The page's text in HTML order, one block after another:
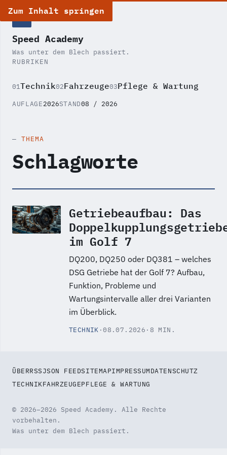
Zum Inhalt springen
SA
Speed Academy
Was unter dem Blech passiert.
RUBRIKEN
01Technik02Fahrzeuge03Pflege & Wartung
AUFLAGE2026STAND08 / 2026
THEMA
Schlagworte
Getriebeaufbau: Das
im Golf 7
DQ200, DQ250 oder DQ381 – welches
DSG Getriebe hat der Golf 7? Aufbau,
Funktion, Probleme und
Wartungsintervalle aller drei Varianten
im Überblick.
TECHNIK ·08.07.2026 · 8 MIN.
ÜBERRSSJSON FEEDSITEMAPIMPRESSUMDATENSCHUTZ
TECHNIKFAHRZEUGEPFLEGE & WARTUNG
© 2026–2026 Speed Academy. Alle Rechte
vorbehalten.
Was unter dem Blech passiert.